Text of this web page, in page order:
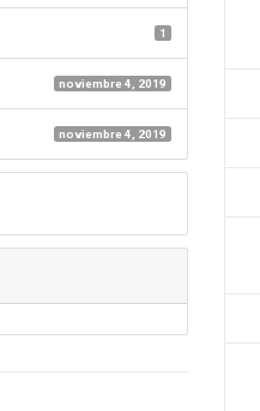
1
noviembre 4, 2019
noviembre 4, 2019